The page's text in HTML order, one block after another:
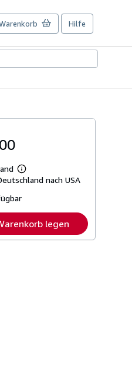
Hilfe
Weitere
Informationen
Versandkosten
nach USA
legen